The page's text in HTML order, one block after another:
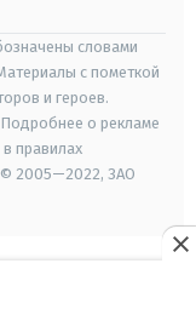
словами
с пометкой
и героев.
о рекламе
правилах
© 2005—2022, ЗАО